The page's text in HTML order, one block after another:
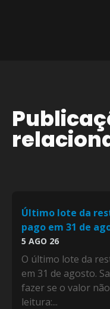
Último lote da
pago em 31 de
5 AGO 26
O último lote da
em 31 de agosto.
fazer se o valor
leitura:...